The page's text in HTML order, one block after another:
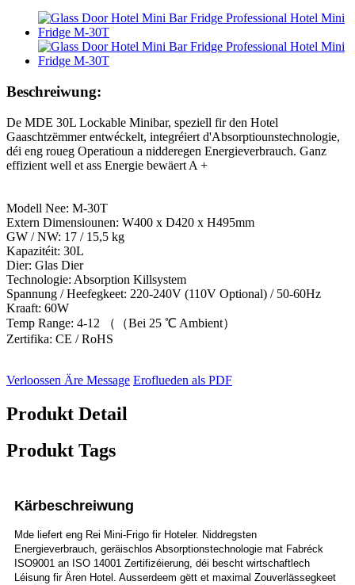
Beschreiwung:
De MDE 30L Lockable Minibar, speziell fir den Hotel
Gaaschtzëmmer entwéckelt, integréiert d'Absorptiounstechnologie,
déi eng roueg Operatioun a nidderegen Energieverbrauch. Ganz
effizient well et ass Energie bewäert A +
Modell Nee: M-30T
Extern Dimensiounen: W400 x D420 x H495mm
GW / NW: 17 / 15,5 kg
Kapazitéit: 30L
Dier: Glas Dier
Technologie: Absorption Killsystem
Spannung / Heefegkeet: 220-240V (110V Optional) / 50-60Hz
Kraaft: 60W
Temp Range: 4-12 （（Bei 25 ℃ Ambient）
Zertifika: CE / RoHS
Verloossen Äre Message Eroflueden als PDF
Produkt Detail
Produkt Tags
Kärbeschreiwung
Mde liefert eng Rei Mini-Frigo fir Hoteler. Niddregsten
Energieverbrauch, geräischlos Absorptionstechnologie mat Fabréck
ISO9001 an ISO 14001 Zertifizéierung, déi bescht wirtschaftlech
Léisung fir Ären Hotel. Ausserdeem gëtt et maximal Zouverlässegkeet